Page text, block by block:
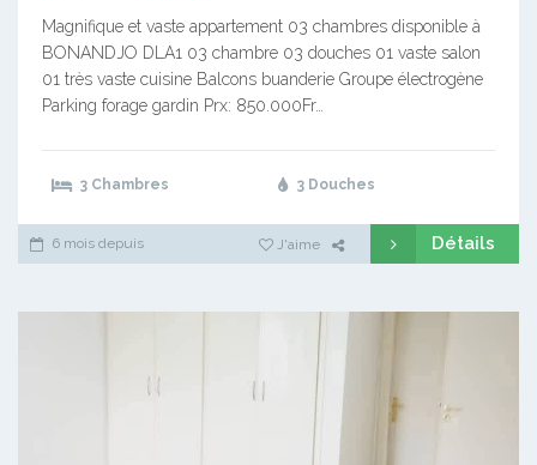
Magnifique et vaste appartement 03 chambres disponible à
BONANDJO DLA1 03 chambre 03 douches 01 vaste salon
01 très vaste cuisine Balcons buanderie Groupe électrogène
Parking forage gardin Prx: 850.000Fr…
3 Chambres 3 Douches
6 mois depuis J'aime Détails